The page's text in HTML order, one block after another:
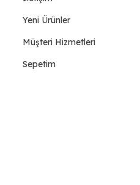
Yeni Ürünler
Müşteri Hizmetleri
Sepetim